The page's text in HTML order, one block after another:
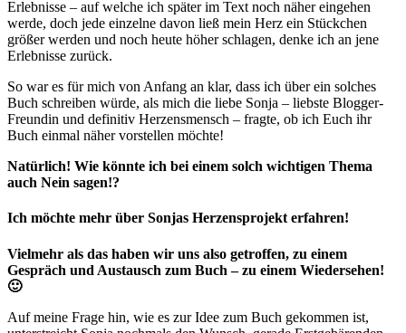
Erlebnisse – auf welche ich später im Text noch näher eingehen
werde, doch jede einzelne davon ließ mein Herz ein Stückchen
größer werden und noch heute höher schlagen, denke ich an jene
Erlebnisse zurück.
So war es für mich von Anfang an klar, dass ich über ein solches
Buch schreiben würde, als mich die liebe Sonja – liebste Blogger-
Freundin und definitiv Herzensmensch – fragte, ob ich Euch ihr
Buch einmal näher vorstellen möchte!
Natürlich! Wie könnte ich bei einem solch wichtigen Thema
auch Nein sagen!?
Ich möchte mehr über Sonjas Herzensprojekt erfahren!
Vielmehr als das haben wir uns also getroffen, zu einem
Gespräch und Austausch zum Buch – zu einem Wiedersehen!
🙂
Auf meine Frage hin, wie es zur Idee zum Buch gekommen ist,